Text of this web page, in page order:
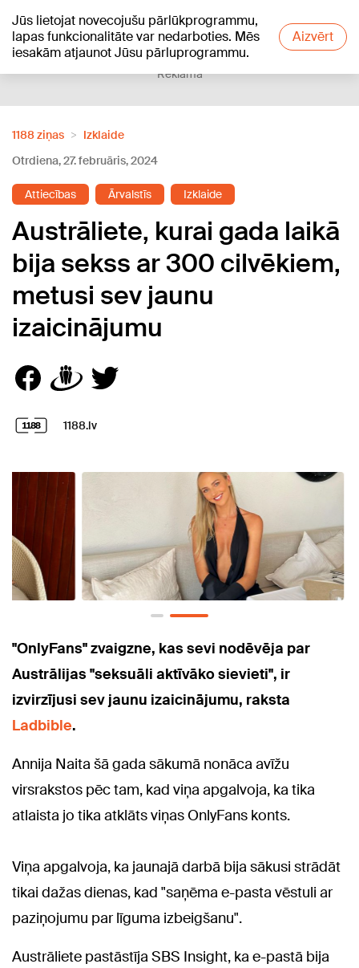
Jūs lietojat novecojušu pārlūkprogrammu,
lapas funkcionalitāte var nedarboties. Mēs
iesakām atjaunot Jūsu pārluprogrammu.
Aizvērt
+19°C
Reklāma
1188 ziņas
Izklaide
Otrdiena, 27. februāris, 2024
Attiecības Ārvalstīs Izklaide
Austrāliete, kurai gada laikā
bija sekss ar 300 cilvēkiem,
metusi sev jaunu
izaicinājumu
1188.lv
"OnlyFans" zvaigzne, kas sevi nodēvēja par
Austrālijas "seksuāli aktīvāko sievieti", ir
izvirzījusi sev jaunu izaicinājumu, raksta
Ladbible.
Annija Naita šā gada sākumā nonāca avīžu
virsrakstos pēc tam, kad viņa apgalvoja, ka tika
atlaista jo tika atklāts viņas OnlyFans konts.
Viņa apgalvoja, ka jaunajā darbā bija sākusi strādāt
tikai dažas dienas, kad "saņēma e-pasta vēstuli ar
paziņojumu par līguma izbeigšanu".
Austrāliete pastāstīja SBS Insight, ka e-pastā bija